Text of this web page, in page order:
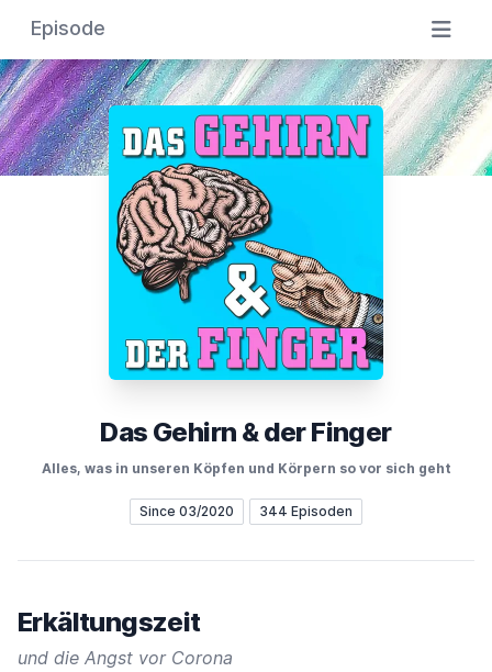
Episode
Das Gehirn & der Finger
Alles, was in unseren Köpfen und Körpern so vor sich geht
Since 03/2020 344 Episoden
Erkältungszeit
und die Angst vor Corona